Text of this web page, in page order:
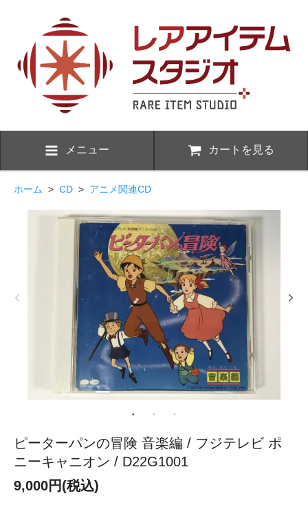
メニュー カートを見る
ホーム > CD > アニメ関連CD
ピーターパンの冒険 音楽編 / フジテレビ ポ
ニーキャニオン / D22G1001
9,000円(税込)